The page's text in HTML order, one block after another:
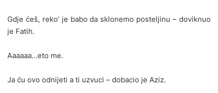
Gdje ćeš, reko’ je babo da sklonemo posteljinu – doviknuo
je Fatih.
Aaaaaa…eto me.
Ja ću ovo odnijeti a ti uzvuci – dobacio je Aziz.